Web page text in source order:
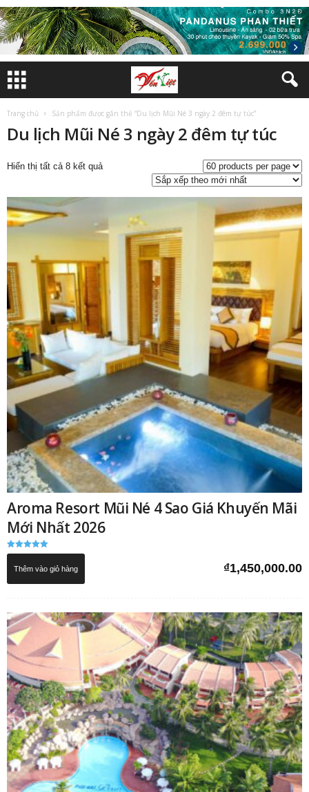
Trang chủ Sản phẩm được gắn thẻ “Du lịch Mũi Né 3 ngày 2 đêm tự túc”
Du lịch Mũi Né 3 ngày 2 đêm tự túc
Hiển thị tất cả 8 kết quảĐã
xếp
Aroma Resort Mũi Né 4 Sao Giá Khuyến Mãi
Mới Nhất 2026
Được xếp
5.00
₫1,450,000.00
Thêm vào giỏ hàng